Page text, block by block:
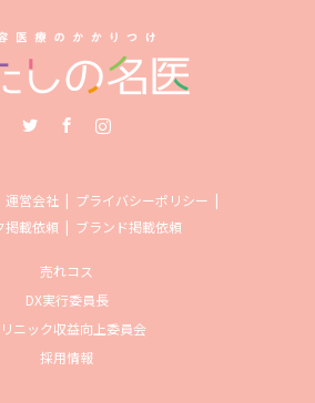
運営会社
プライバシーポリシー
掲載依頼
ブランド掲載依頼
売れコス
DX実行委員長
ニック収益向上委員会
採用情報